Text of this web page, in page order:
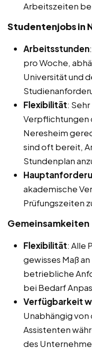
Arbeitszeiten
Studentenjobs in
Arbeitsstunden
pro Woche,
Universität und
Flexibilität:
Verpflichtungen
Neresheim
sind oft bereit,
Stundenplan
akademische
Prüfungszeiten
Gemeinsamkeiten
Flexibilität: Alle
gewisses Maß
betriebliche
bei Bedarf
Verfügbarkeit
Unabhängig von
Assistenten
des